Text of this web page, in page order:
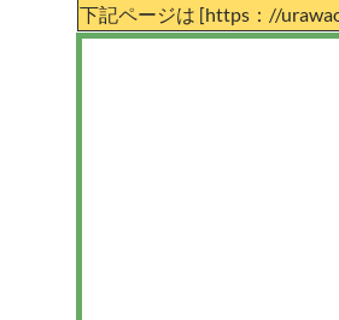
下記ページは [https：//